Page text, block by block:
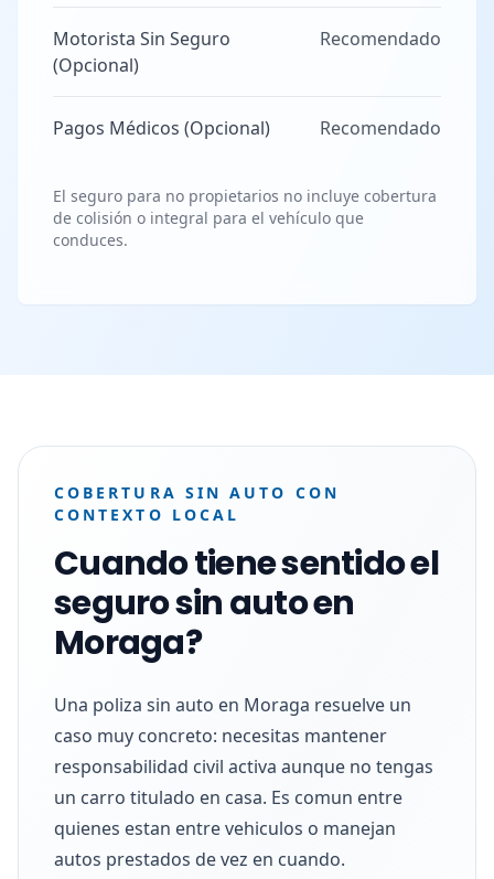
Motorista Sin Seguro
(Opcional)
Recomendado
Pagos Médicos (Opcional) Recomendado
El seguro para no propietarios no incluye cobertura
de colisión o integral para el vehículo que
conduces.
COBERTURA SIN AUTO CON
CONTEXTO LOCAL
Cuando tiene sentido el
seguro sin auto en
Moraga?
Una poliza sin auto en Moraga resuelve un
caso muy concreto: necesitas mantener
responsabilidad civil activa aunque no tengas
un carro titulado en casa. Es comun entre
quienes estan entre vehiculos o manejan
autos prestados de vez en cuando.